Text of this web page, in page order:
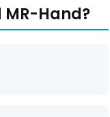
Hand?